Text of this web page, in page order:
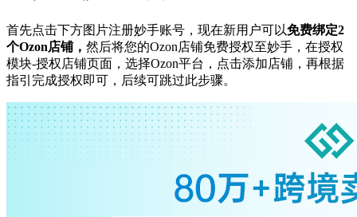
首先点击下方图片注册妙手账号，现在新用户可以免费绑定2
个Ozon店铺， 然后将您的Ozon店铺免费授权至妙手， 在授权
模块-授权店铺页面，选择Ozon平台，点击添加店铺，再根据
指引完成授权即可，后续可跳过此步骤。